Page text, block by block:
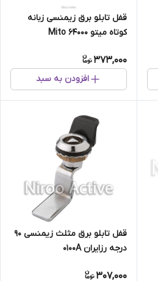
قفل تابلو برق زیمنسی زبانه
کوتاه میتو Mito 64000
373,000
افزودن به سبد
قفل تابلو برق مثلث زیمنسی ۹۰
درجه رزایران 0100A
307,000